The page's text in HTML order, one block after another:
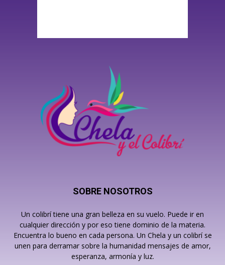
SOBRE NOSOTROS
Un colibrí tiene una gran belleza en su vuelo. Puede ir en
cualquier dirección y por eso tiene dominio de la materia.
Encuentra lo bueno en cada persona. Un Chela y un colibrí se
unen para derramar sobre la humanidad mensajes de amor,
esperanza, armonía y luz.